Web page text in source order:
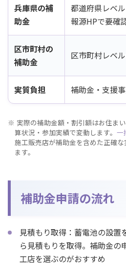
兵庫県の補
助金
都道府県レベ
報源HPで要確認
区市町村の
補助金
区市町村レベ
実質負担 補助金・支援
実際の補助金額・割引額はお住ま
算状況・参加実績で変動します。 一
施工販売店が補助金を含めた正確
ます。
補助金申請の流れ
見積もり取得：蓄電池の設置
ら見積もりを取得。補助金の
工店を選ぶのがおすすめ